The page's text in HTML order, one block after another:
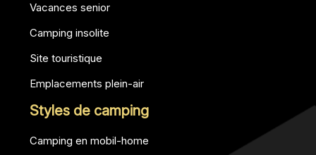
Vacances senior
Camping insolite
Site touristique
Emplacements plein-air
Styles de camping
Camping en mobil-home